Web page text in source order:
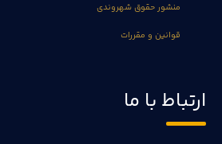
منشور حقوق شهروندی
قوانین و مقررات
ارتباط با ما